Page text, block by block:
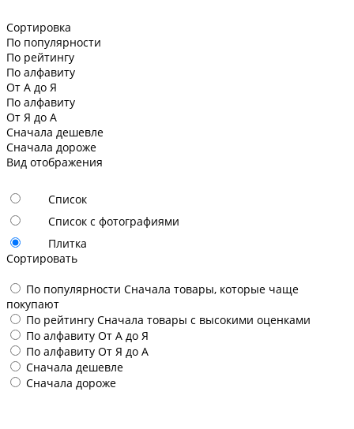
Сортировка
По популярности
По рейтингу
По алфавиту
От А до Я
По алфавиту
От Я до А
Сначала дешевле
Сначала дороже
Вид отображения
Список
Список с фотографиями
Плитка
Сортировать
По популярности Сначала товары, которые чаще
покупают
По рейтингу Сначала товары с высокими оценками
По алфавиту От А до Я
По алфавиту От Я до А
Сначала дешевле
Сначала дороже